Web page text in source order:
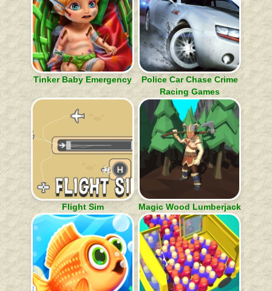
Tinker Baby Emergency
Police Car Chase Crime
Racing Games
Flight Sim Magic Wood Lumberjack